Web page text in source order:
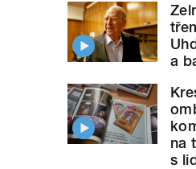
a
na
s